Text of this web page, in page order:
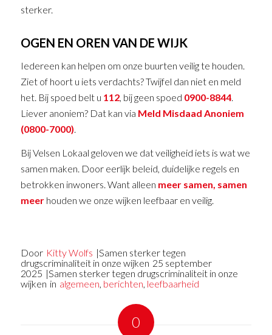
sterker.
OGEN EN OREN VAN DE WIJK
Iedereen kan helpen om onze buurten veilig te houden.
Ziet of hoort u iets verdachts? Twijfel dan niet en meld
het. Bij spoed belt u 112, bij geen spoed 0900-8844.
Liever anoniem? Dat kan via Meld Misdaad Anoniem
(0800-7000)
Bij Velsen Lokaal geloven we dat veiligheid iets is wat we
samen maken. Door eerlijk beleid, duidelijke regels en
betrokken inwoners. Want alleen meer samen, samen
meerhouden we onze wijken leefbaar en veilig.
Door Kitty Wolfs |Samen sterker tegen
drugscriminaliteit in onze wijken 25 september
2025 |Samen sterker tegen drugscriminaliteit in onze
wijken in algemeen berichten leefbaarheid
0